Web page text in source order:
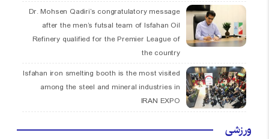
Dr. Mohsen Qadiri’s congratulatory message
after the men’s futsal team of Isfahan Oil
Refinery qualified for the Premier League of
the country
Isfahan iron smelting booth is the most visited
among the steel and mineral industries in
IRAN EXPO
ورزشی